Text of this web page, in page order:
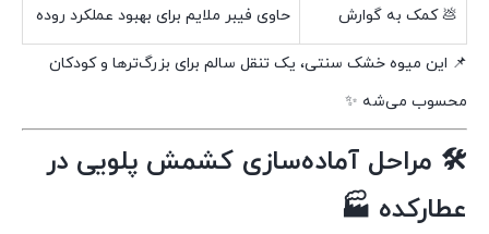
💩 کمک به گوارش حاوی فیبر ملایم برای بهبود عملکرد روده
📌 این میوه خشک سنتی، یک تنقل سالم برای بزرگ‌ترها و کودکان
محسوب می‌شه ✨
🛠 مراحل آماده‌سازی کشمش پلویی در
عطارکده 🏭